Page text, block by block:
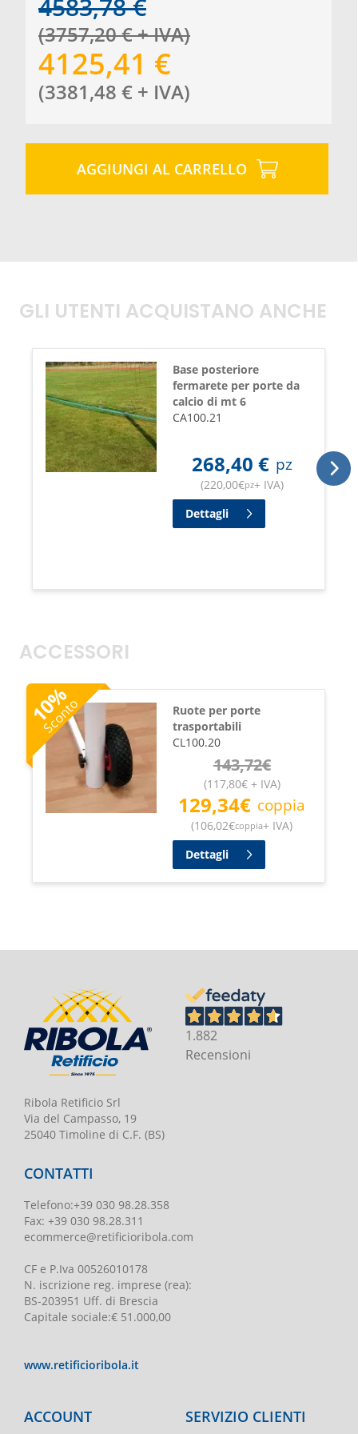
4583,78 €
(3757,20€+ IVA)
4125,41 €
(3381,48 € + IVA)
AGGIUNGI AL CARRELLO
GLI UTENTI ACQUISTANO ANCHE
Base posteriore
fermarete per porte da
calcio di mt 6
CA100.21
268,40 € pz
(220,00€pz+ IVA)
Dettagli
ACCESSORI
10
%
Sconto
Ruote per porte
trasportabili
CL100.20
143,72€
(117,80€+ IVA)
129,34€ coppia
(106,02€coppia+ IVA)
Dettagli
Ribola Retificio Srl
Via del Campasso, 19
25040 Timoline di C.F. (BS)
1.882
Recensioni
CONTATTI
Telefono:+39 030 98.28.358
Fax: +39 030 98.28.311
ecommerce@retificioribola.com
CF e P.Iva 00526010178
N. iscrizione reg. imprese (rea):
BS-203951 Uff. di Brescia
Capitale sociale:€ 51.000,00
www.retificioribola.it
ACCOUNT SERVIZIO CLIENTI